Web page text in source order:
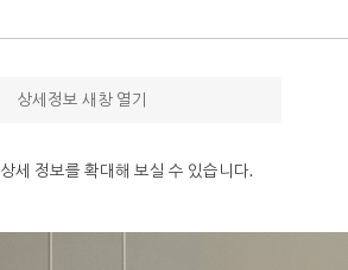
상세정보 새창 열기
상세 정보를 확대해 보실 수 있습니다.